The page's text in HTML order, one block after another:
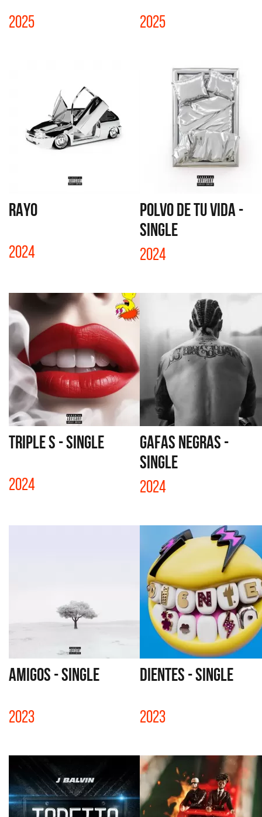
2025 2025
RAYO
2024
POLVO DE TU VIDA -
SINGLE
2024
TRIPLE S - SINGLE
2024
GAFAS NEGRAS -
SINGLE
2024
AMIGOS - SINGLE
2023
DIENTES - SINGLE
2023